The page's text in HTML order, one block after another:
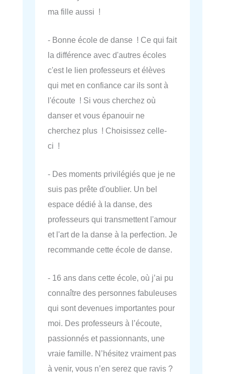
ma fille aussi !
- Bonne école de danse ! Ce qui fait
la différence avec d'autres écoles
c'est le lien professeurs et élèves
qui met en confiance car ils sont à
l'écoute ! Si vous cherchez où
danser et vous épanouir ne
cherchez plus ! Choisissez celle-
ci !
- Des moments privilégiés que je ne
suis pas prête d'oublier. Un bel
espace dédié à la danse, des
professeurs qui transmettent l'amour
et l'art de la danse à la perfection. Je
recommande cette école de danse.
- 16 ans dans cette école, où j’ai pu
connaître des personnes fabuleuses
qui sont devenues importantes pour
moi. Des professeurs à l’écoute,
passionnés et passionnants, une
vraie famille. N’hésitez vraiment pas
à venir, vous n’en serez que ravis ?